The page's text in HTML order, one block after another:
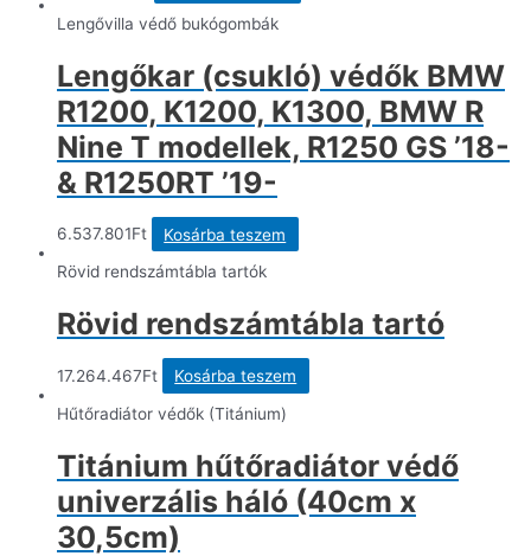
Lengővilla védő bukógombák
Lengőkar (csukló) védők BMW
R1200, K1200, K1300, BMW R
Nine T modellek, R1250 GS ’18-
& R1250RT ’19-
6.537.801Ft
Kosárba teszem
Rövid rendszámtábla tartók
Rövid rendszámtábla tartó
17.264.467Ft
Kosárba teszem
Hűtőradiátor védők (Titánium)
Titánium hűtőradiátor védő
univerzális háló (40cm x
30,5cm)